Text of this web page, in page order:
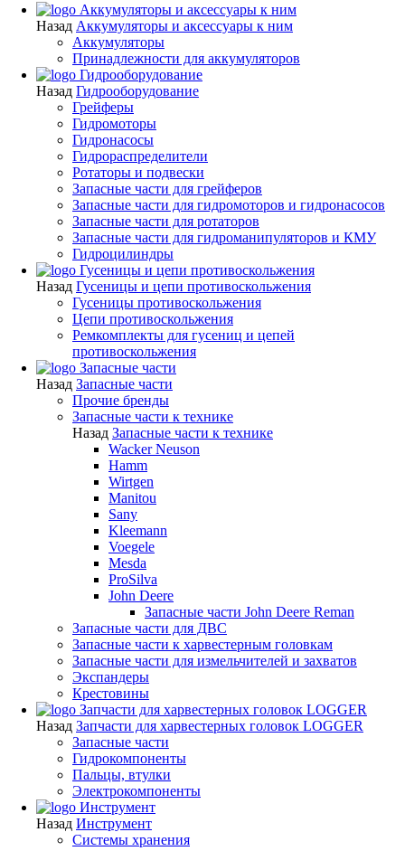
Аккумуляторы и аксессуары к ним
Назад Аккумуляторы и аксессуары к ним
Аккумуляторы
Принадлежности для аккумуляторов
Гидрооборудование
Назад Гидрооборудование
Грейферы
Гидромоторы
Гидронасосы
Гидрораспределители
Ротаторы и подвески
Запасные части для грейферов
Запасные части для гидромоторов и гидронасосов
Запасные части для ротаторов
Запасные части для гидроманипуляторов и КМУ
Гидроцилиндры
Гусеницы и цепи противоскольжения
Назад Гусеницы и цепи противоскольжения
Гусеницы противоскольжения
Цепи противоскольжения
Ремкомплекты для гусениц и цепей
противоскольжения
Запасные части
Назад Запасные части
Прочие бренды
Запасные части к технике
Назад Запасные части к технике
Wacker Neuson
Hamm
Wirtgen
Manitou
Sany
Kleemann
Voegele
Mesda
ProSilva
John Deere
Запасные части John Deere Reman
Запасные части для ДВС
Запасные части к харвестерным головкам
Запасные части для измельчителей и захватов
Экспандеры
Крестовины
Запчасти для харвестерных головок LOGGER
Назад Запчасти для харвестерных головок LOGGER
Запасные части
Гидрокомпоненты
Пальцы, втулки
Электрокомпоненты
Инструмент
Назад Инструмент
Системы хранения